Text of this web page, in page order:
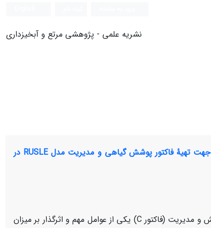
نشریه علمی - پژوهشی مرتع و آبخیزداری
‌‌‌استفاده از الگوریتم نا پارامتریک k نزدیک‌ترین همسایه (k-NN) به‌عنوان روشی مناسب جهت تهیۀ فاکتور پوشش گیاهی و مدیریت مدل RUSLE در
از میان فاکتورهای مدل اصلاح‌شده جهانی فرسایش خاک (RUSLE)، فاکتور پوشش و مدیریت (فاکتور C) یکی از عوامل مهم و اثرگذار بر میزان